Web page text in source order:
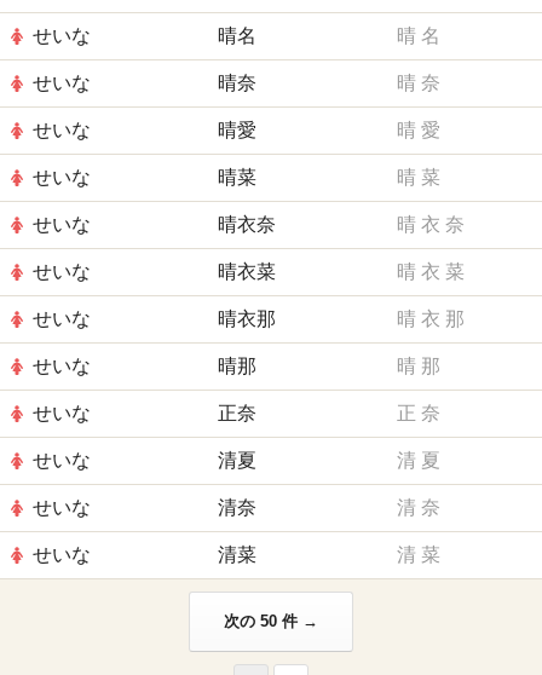
せいな 晴名 晴 名
せいな 晴奈 晴 奈
せいな 晴愛 晴 愛
せいな 晴菜 晴 菜
せいな 晴衣奈 晴 衣 奈
せいな 晴衣菜 晴 衣 菜
せいな 晴衣那 晴 衣 那
せいな 晴那 晴 那
せいな 正奈 正 奈
せいな 清夏 清 夏
せいな 清奈 清 奈
せいな 清菜 清 菜
次の 50 件 →